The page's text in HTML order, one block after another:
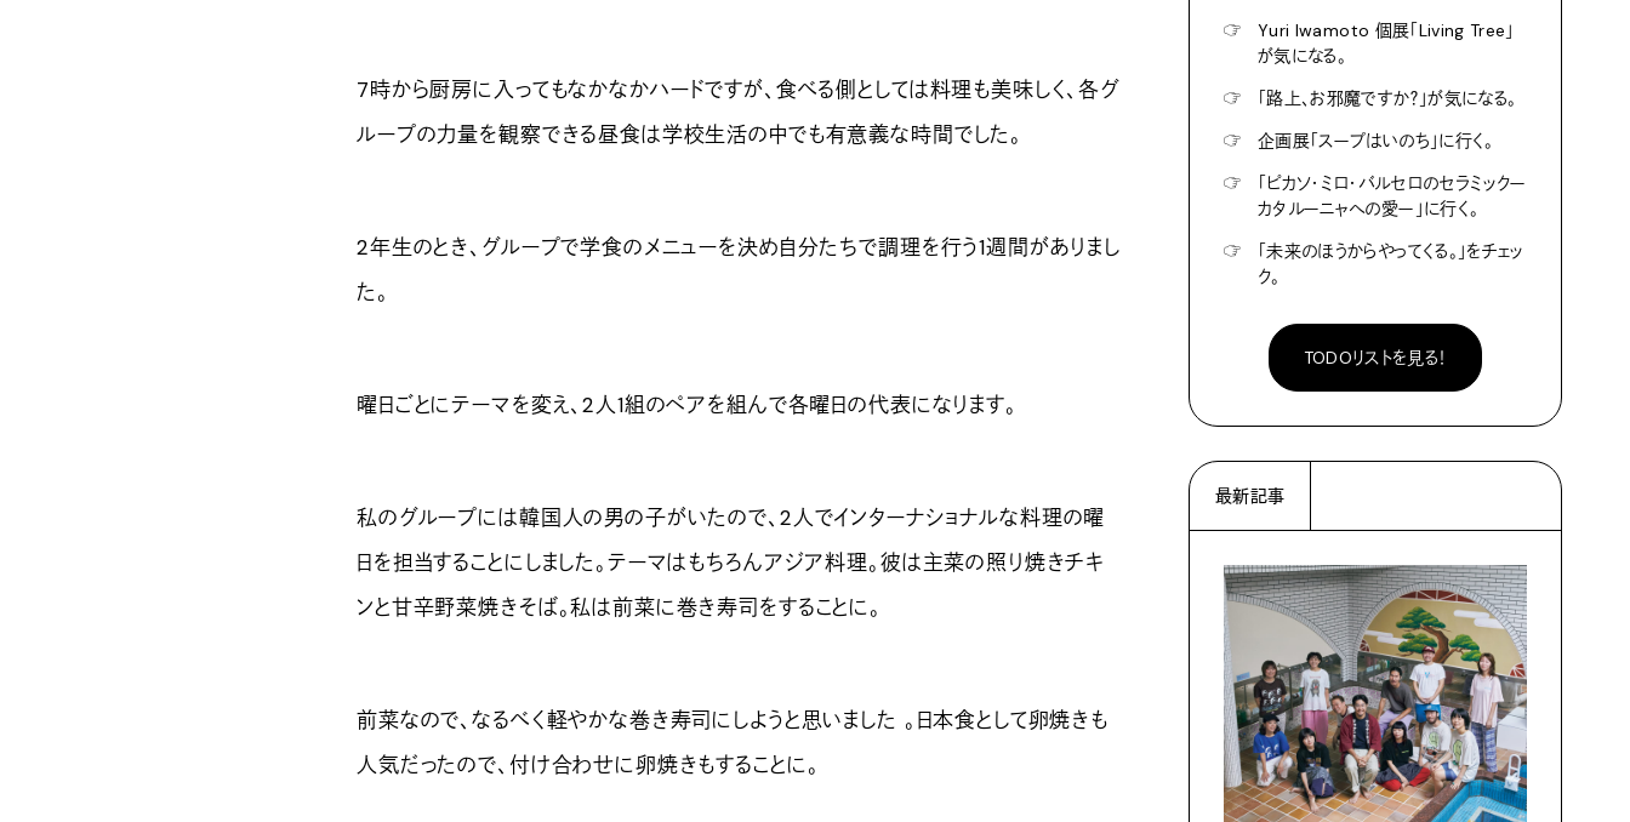
7時から厨房に入ってもなかなかハードですが、食べる側としては料理も美味しく、各グ
ループの力量を観察できる昼食は学校生活の中でも有意義な時間でした。
2年生のとき、グループで学食のメニューを決め自分たちで調理を行う1週間がありまし
た。
曜日ごとにテーマを変え、2人1組のペアを組んで各曜日の代表になります。
私のグループには韓国人の男の子がいたので、2人でインターナショナルな料理の曜
日を担当することにしました。テーマはもちろんアジア料理。彼は主菜の照り焼きチキ
ンと甘辛野菜焼きそば。私は前菜に巻き寿司をすることに。
前菜なので、なるべく軽やかな巻き寿司にしようと思いました 。日本食として卵焼きも
人気だったので、付け合わせに卵焼きもすることに。
☞
Yuri Iwamoto 個展「Living Tree」
が気になる。
☞
「路上、お邪魔ですか？」が気になる。
☞
企画展「スープはいのち」に行く。
☞
「ピカソ・ミロ・バルセロのセラミックー
カタルーニャへの愛ー」に行く。
☞
「未来のほうからやってくる。」をチェッ
ク。
TODOリストを見る！
最新記事